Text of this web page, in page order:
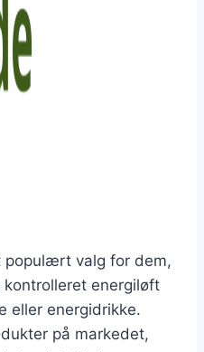
populært valg for dem,
energiløft
eller energidrikke.
på markedet,